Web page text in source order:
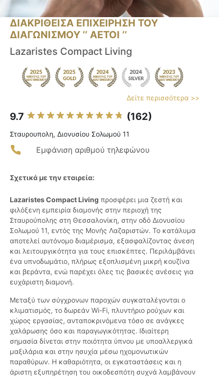
ΔΙΑΚΡΙΘΕΙΣΑ ΕΠΙΧΕΙΡΗΣΗ ΤΟΥ
ΔΙΑΓΩΝΙΣΜΟΥ ‘’ ΑΕΤΟΙ ‘’
Lazaristes Compact Living
Δείτε περισσότερα >>
9.7 (162)
Σταυρουπολη, Διονυσίου Σολωμού 11
Εμφάνιση αριθμού τηλεφώνου
Σχετικά με την εταιρεία:
Lazaristes Compact Living προσφέρει μια ζεστή και
φιλόξενη εμπειρία διαμονής στην περιοχή της
Σταυρούπολης στη Θεσσαλονίκη, στην οδό Διονυσίου
Σολωμού 11, εντός της Μονής Λαζαριστών. Το κατάλυμα
αποτελεί αυτόνομο διαμέρισμα, εξασφαλίζοντας άνεση
και λειτουργικότητα για τους επισκέπτες. Περιλάμβάνει
ένα υπνοδωμάτιο, πλήρως εξοπλισμένη μικρή κουζίνα
και βεράντα, ενώ παρέχει όλες τις βασικές ανέσεις για
ευχάριστη διαμονή.
Μεταξύ των σύγχρονων παροχών συγκαταλέγονται ο
κλιματισμός, το δωρεάν Wi-Fi, πλυντήριο ρούχων και
χώρος εργασίας, ανταποκρινόμενα τόσο σε ανάγκες
χαλάρωσης όσο και παραγωγικότητας. Ιδιαίτερη
σημασία δίνεται στην ποιότητα ύπνου με υποαλλεργικά
μαξιλάρια και στην ησυχία μέσω ηχομονωτικών
παραθύρων. Η καθαριότητα, οι εγκαταστάσεις και η
άριστη εξυπηρέτηση του οικοδεσπότη συχνά λαμβάνουν